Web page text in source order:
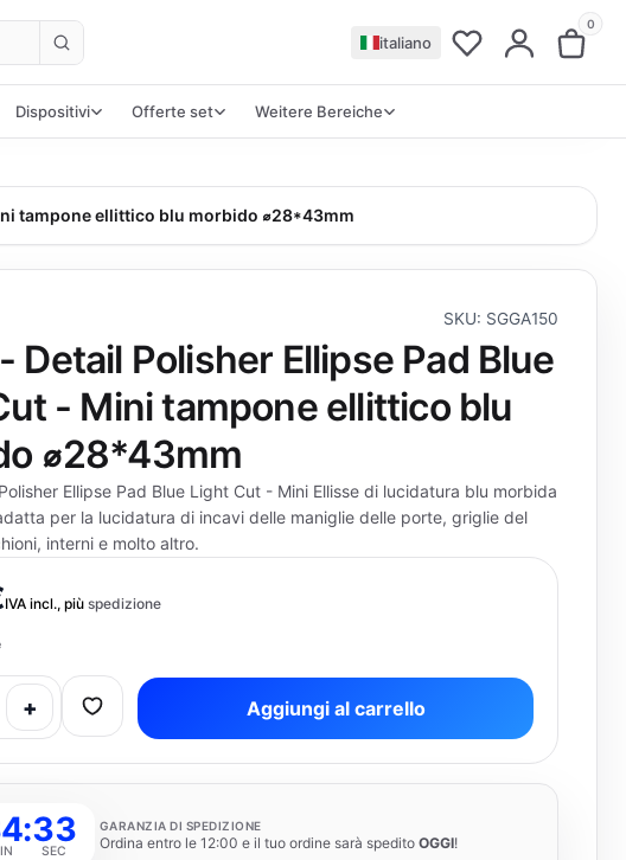
italiano
0
Dispositivi Offerte set Weitere Bereiche
tampone ellittico blu morbido ⌀28*43mm
SKU: SGGA150
Detail Polisher Ellipse Pad Blue
- Mini tampone ellittico blu
⌀28*43mm
Ellipse Pad Blue Light Cut - Mini Ellisse di lucidatura blu morbida
per la lucidatura di incavi delle maniglie delle porte, griglie del
interni e molto altro.
IVA incl., più spedizione
+ Aggiungi al carrello
:33
SEC
GARANZIA DI SPEDIZIONE
Ordina entro le 12:00 e il tuo ordine sarà spedito OGGI!